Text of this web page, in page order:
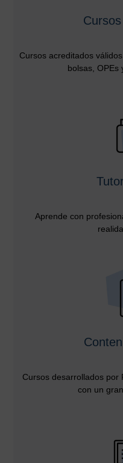
Cursos acreditados
bolsas, OPEs
Aprende con
Cursos desarrollados por
con un